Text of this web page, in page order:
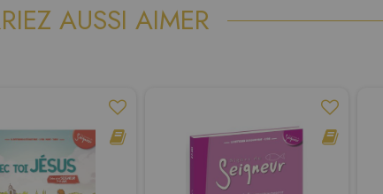
AUSSI AIMER